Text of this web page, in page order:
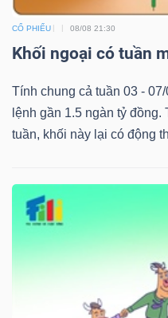
CỔ PHIẾU 08/08 21:30
Khối ngoại có tuần
Tính chung cả tuần 03 -
lệnh gần 1.5 ngàn tỷ đồng.
tuần, khối này lại có động